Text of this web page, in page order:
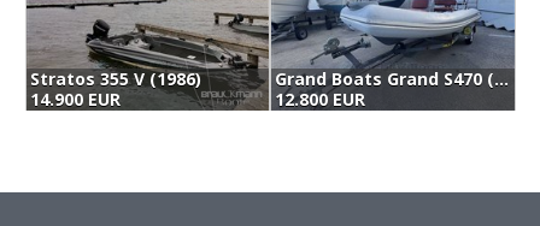
Stratos 355 V (1986)
14.900 EUR
Grand Boats Grand S470 (2018)
12.800 EUR